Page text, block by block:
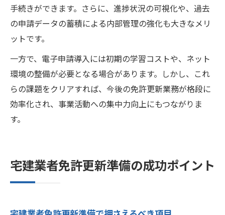
手続きができます。さらに、進捗状況の可視化や、過去
の申請データの蓄積による内部管理の強化も大きなメリ
ットです。
一方で、電子申請導入には初期の学習コストや、ネット
環境の整備が必要となる場合があります。しかし、これ
らの課題をクリアすれば、今後の免許更新業務が格段に
効率化され、事業活動への集中力向上にもつながりま
す。
宅建業者免許更新準備の成功ポイント